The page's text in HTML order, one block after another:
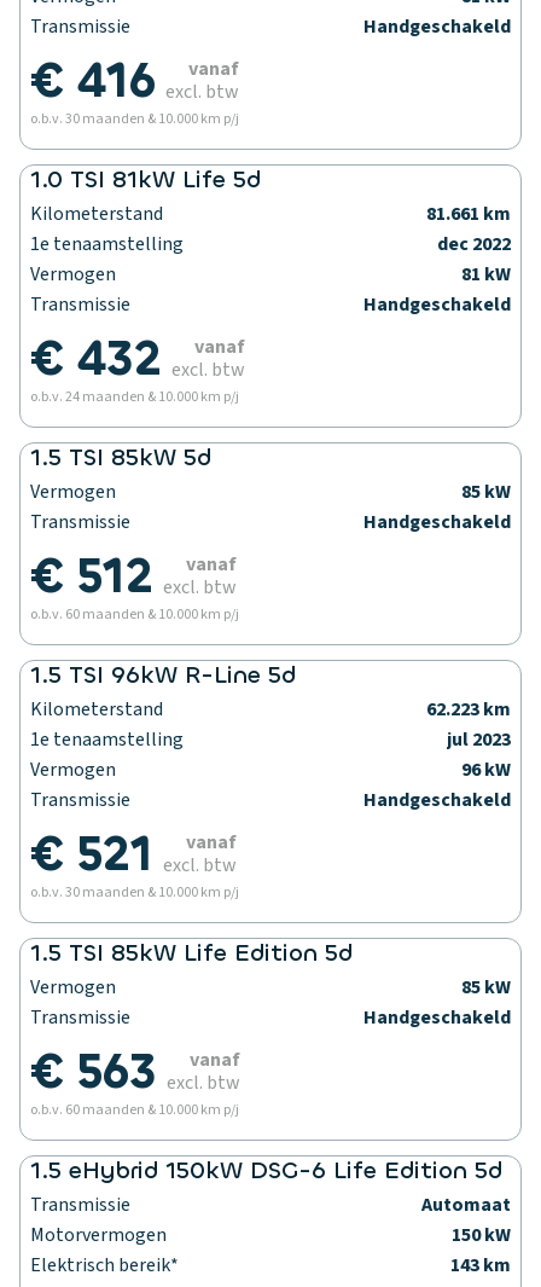
Transmissie
Handgeschakeld
€ 416
vanaf
excl. btw
o.b.v. 30 maanden & 10.000 km p/j
1.0 TSI 81kW Life 5d
Kilometerstand
81.661 km
1e tenaamstelling
dec 2022
Vermogen
81 kW
Transmissie
Handgeschakeld
€ 432
vanaf
excl. btw
o.b.v. 24 maanden & 10.000 km p/j
1.5 TSI 85kW 5d
Vermogen
85 kW
Transmissie
Handgeschakeld
€ 512
vanaf
excl. btw
o.b.v. 60 maanden & 10.000 km p/j
1.5 TSI 96kW R-Line 5d
Kilometerstand
62.223 km
1e tenaamstelling
jul 2023
Vermogen
96 kW
Transmissie
Handgeschakeld
€ 521
vanaf
excl. btw
o.b.v. 30 maanden & 10.000 km p/j
1.5 TSI 85kW Life Edition 5d
Vermogen
85 kW
Transmissie
Handgeschakeld
€ 563
vanaf
excl. btw
o.b.v. 60 maanden & 10.000 km p/j
1.5 eHybrid 150kW DSG-6 Life Edition 5d
Transmissie
Automaat
Motorvermogen
150 kW
Elektrisch bereik*
143 km